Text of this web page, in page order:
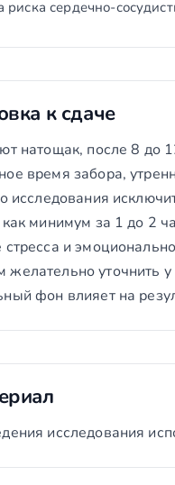
риска сердечно-
к сдаче
натощак, после 8 до
время забора,
исследования
минимум за 1 до 2
стресса и
уточнить у
фон влияет на
исследования